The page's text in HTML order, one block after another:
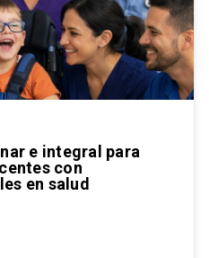
e integral para
con
en salud